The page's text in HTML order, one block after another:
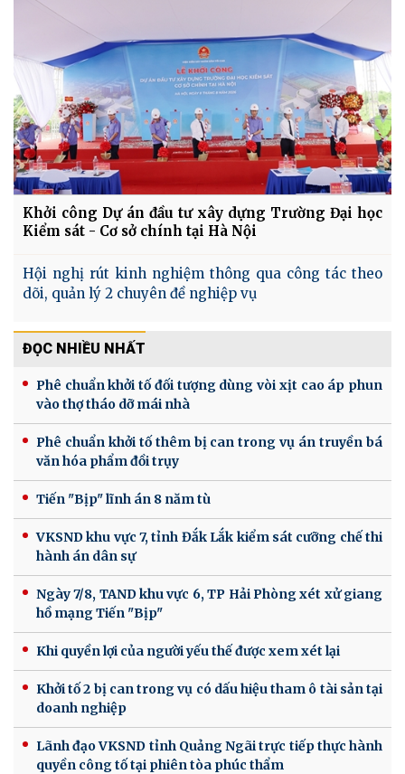
Khởi công Dự án đầu tư xây dựng Trường Đại học
Kiểm sát - Cơ sở chính tại Hà Nội
Hội nghị rút kinh nghiệm thông qua công tác theo
dõi, quản lý 2 chuyên đề nghiệp vụ
ĐỌC NHIỀU NHẤT
Phê chuẩn khởi tố đối tượng dùng vòi xịt cao áp phun
vào thợ tháo dỡ mái nhà
Phê chuẩn khởi tố thêm bị can trong vụ án truyền bá
văn hóa phẩm đồi trụy
Tiến "Bịp" lĩnh án 8 năm tù
VKSND khu vực 7, tỉnh Đắk Lắk kiểm sát cưỡng chế thi
hành án dân sự
Ngày 7/8, TAND khu vực 6, TP Hải Phòng xét xử giang
hồ mạng Tiến "Bịp"
Khi quyền lợi của người yếu thế được xem xét lại
Khởi tố 2 bị can trong vụ có dấu hiệu tham ô tài sản tại
doanh nghiệp
Lãnh đạo VKSND tỉnh Quảng Ngãi trực tiếp thực hành
quyền công tố tại phiên tòa phúc thẩm